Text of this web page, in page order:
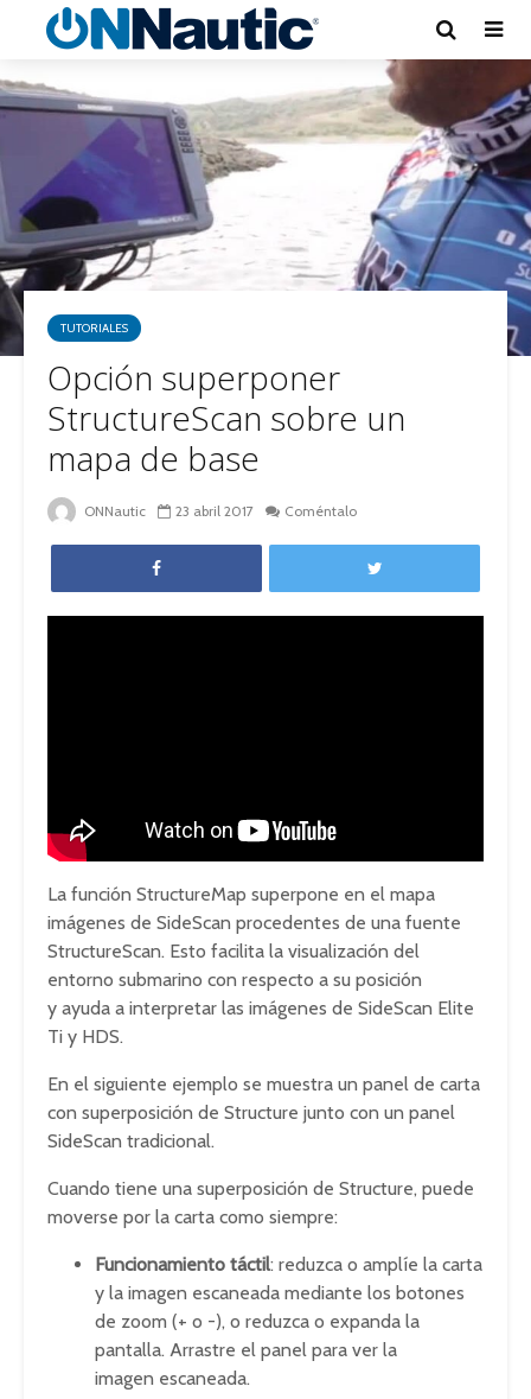
TUTORIALES
Opción superponer
StructureScan sobre un
mapa de base
ONNautic 23 abril 2017 Coméntalo
La función StructureMap superpone en el mapa
imágenes de SideScan procedentes de una fuente
StructureScan. Esto facilita la visualización del
entorno submarino con respecto a su posición
y ayuda a interpretar las imágenes de SideScan Elite
Ti y HDS.
En el siguiente ejemplo se muestra un panel de carta
con superposición de Structure junto con un panel
SideScan tradicional.
Cuando tiene una superposición de Structure, puede
moverse por la carta como siempre:
Funcionamiento táctil: reduzca o amplíe la carta
y la imagen escaneada mediante los botones
de zoom (+ o -), o reduzca o expanda la
pantalla. Arrastre el panel para ver la
imagen escaneada.